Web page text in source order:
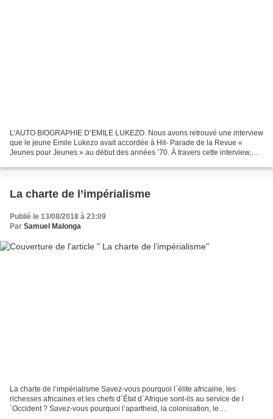
L’AUTO BIOGRAPHIE D’EMILE LUKEZO. Nous avons retrouvé une interview
que le jeune Emile Lukezo avait accordée à Hit- Parade de la Revue «
Jeunes pour Jeunes » au début des années ’70. À travers cette interview,
La charte de l’impérialisme
Publié le 13/08/2018 à 23:09
Par Samuel Malonga
La charte de l’impérialisme Savez-vous pourquoi l´élite africaine, les
richesses africaines et les chefs d´État d´Afrique sont-ils au service de l
´Occident ? Savez-vous pourquoi l’apartheid, la colonisation, le